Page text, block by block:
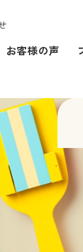
お客様の声